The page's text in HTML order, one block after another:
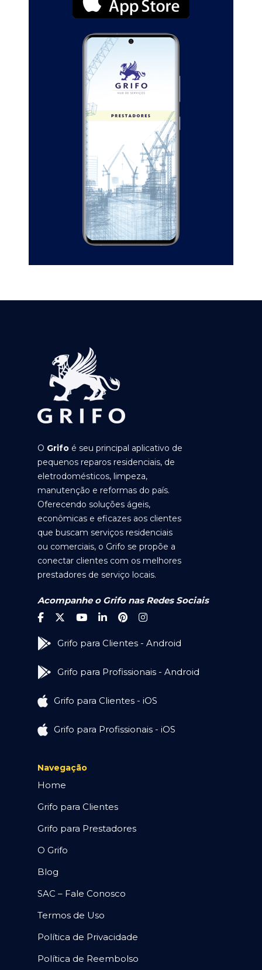
O Grifo é seu principal aplicativo de
pequenos reparos residenciais, de
eletrodomésticos, limpeza,
manutenção e reformas do país.
Oferecendo soluções ágeis,
econômicas e eficazes aos clientes
que buscam serviços residenciais
ou comerciais, o Grifo se propõe a
conectar clientes com os melhores
prestadores de serviço locais.
Acompanhe o Grifo nas Redes Sociais
Grifo para Clientes - Android
Grifo para Profissionais - Android
Grifo para Clientes - iOS
Grifo para Profissionais - iOS
Navegação
Home
Grifo para Clientes
Grifo para Prestadores
O Grifo
Blog
SAC – Fale Conosco
Termos de Uso
Política de Privacidade
Política de Reembolso